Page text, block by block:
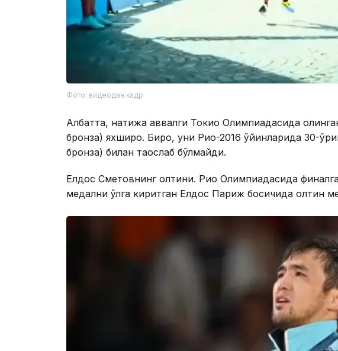
Фото: видеодан кадр
Албатта, натижа аввалги Токио Олимпиадасида
бронза) яхшироқ. Бироқ, уни Рио-2016 ўйинларида 30-
бронза) билан таққослаб бўлмайди.
Елдос Сметовнинг олтини. Рио Олимпиадасида
медални қўлга киритган Елдос Париж босқичида олтин